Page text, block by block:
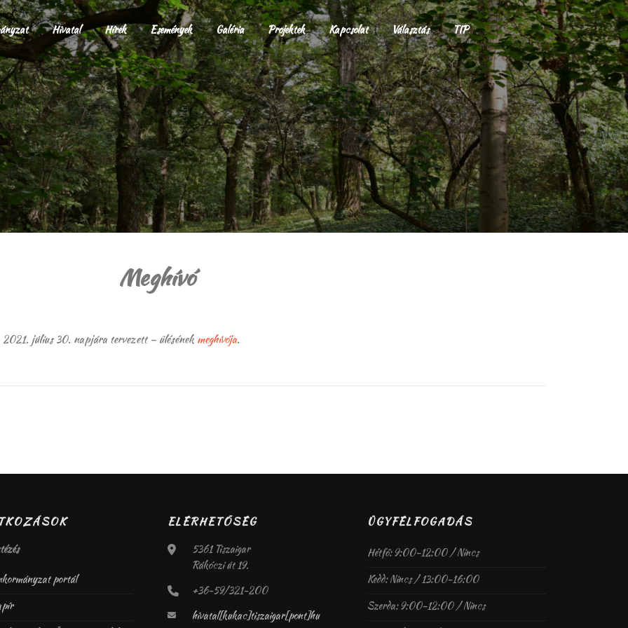
Hivatal Hírek Események Galéria Projektek Kapcsolat Választás TIP
Meghívó
július 30. napjára tervezett – ülésének meghívója.
portál
ELÉRHETŐSÉG
5361 Tiszaigar
Rákóczi út 19.
+36-59/321-200
hivatal[kukac]tiszaigar[pont]hu
ÜGYFÉLFOGADÁS
Hétfő: 9:00-12:00 / Nincs
Kedd: Nincs / 13:00-16:00
Szerda: 9:00-12:00 / Nincs